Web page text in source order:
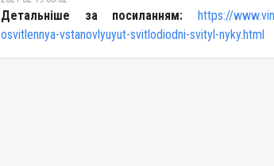
Детальніше за посиланням:
https://
osvitlennya-vstanovlyuyut-svitlodiodni-svityl-nyky.html